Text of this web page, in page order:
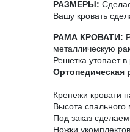
РАЗМЕРЫ:
Вашу кровать
РАМА КРОВАТИ:
металлическую
Решетка утопает
Ортопедическая
Крепежи кровати
Высота
Под заказ
Ножки